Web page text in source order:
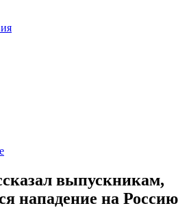
выпускникам,
нападение на Россию